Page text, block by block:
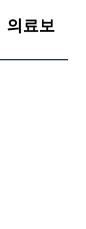
의료보